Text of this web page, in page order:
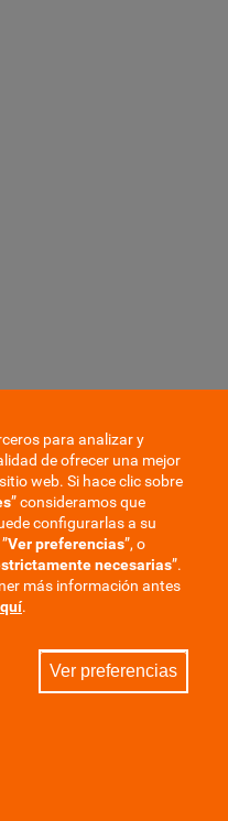
para analizar y
de ofrecer una mejor
web. Si hace clic sobre
” consideramos que
configurarlas a su
Ver preferencias”, o
necesarias”.
más información antes
.
Ver preferencias